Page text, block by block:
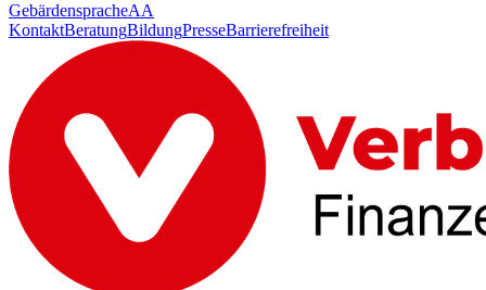
GebärdenspracheAA
KontaktBeratungBildungPresseBarrierefreiheit